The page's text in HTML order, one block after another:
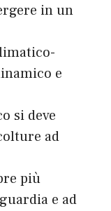
in un
e
si deve
ad
più
e ad